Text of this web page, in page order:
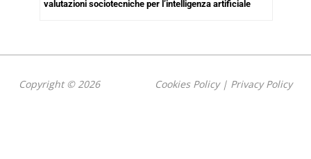
valutazioni sociotecniche per l’intelligenza artificiale
Copyright © 2026 Cookies Policy| Privacy Policy